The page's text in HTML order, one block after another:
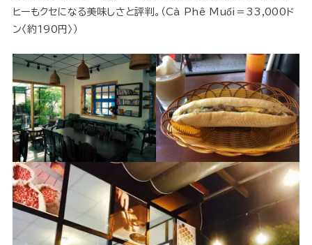
ヒーもクセになる美味しさと評判。（Cà Phê Muối＝33,000ド
ン〈約190円〉）